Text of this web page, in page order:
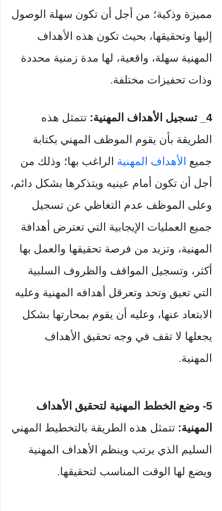
مميزة وذكية؛ من أجل أن تكون سهلة الوصول
إليها وتحقيقها، بحيث تكون هذه الأهداف
المهنية سهلة، واقعية، لها مدة زمنية محددة
وذات تحفيزات مختلفة.
4_ تسجيل الأهداف المهنية:
تتمثل هذه
الطريقة بأن يقوم الموظف المهني بكتابة
جميع الأهداف المهنية الراغب بها؛ وذلك من
أجل أن تكون أمام عينيه ويتذكرها بشكل دائم،
وعلى الموظف عدم التغاظي عن تسجيل
جميع العمليات الإيجابية التي تعترض أهدافة
المهنية، وتزيد من فرصة تحقيقها والعمل بها
أكثر، وتسجيل المواقف والظروف السلبية
التي تعيق وتحد وتعرقل أهدافه المهنية وعليه
الابتعاد عنها، وعليه أن يقوم بمحارتها بشكل
يجعلها لا تقف في وجه تحقيق الأهداف
المهنية.
5- وضع الخطط المهنية لتحقيق الأهداف
المهنية: تتمثل هذه الطريقة بالتخطيط المهني
السليم الذي يرتب وينظم الأهداف المهنية
ويضع لها الوقت المناسب لتحقيقها.